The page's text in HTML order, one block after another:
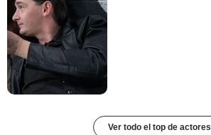
Ver todo el top de actores